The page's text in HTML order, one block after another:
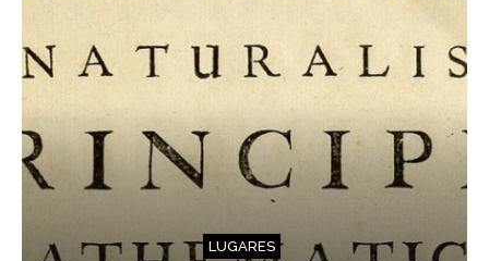
LUGARES